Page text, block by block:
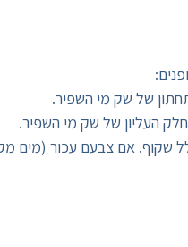
של שק מי השפיר.
העליון של שק מי השפיר.
אם צבעם עכור (מים